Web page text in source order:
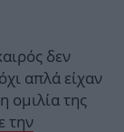
δεν
απλά είχαν
ομιλία της
την